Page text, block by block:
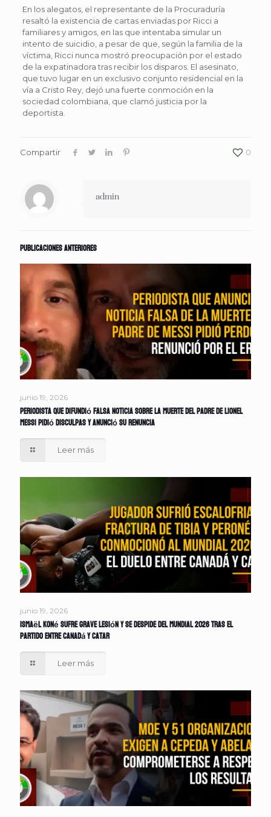
En los alegatos, el representante de la Procuraduría
resaltó la existencia de cartas enviadas por Ricci a
familiares y amigos, en las que intentaba simular un
intento de suicidio, a pesar de que, según la familia de la
víctima, Ricci nunca mostró preocupación por el estado
de la expatinadora tras recibir los disparos. El asesinato,
que tuvo lugar en un exclusivo conjunto residencial en la
vía a Cristo Rey, dejó una fuerte conmoción en la
sociedad colombiana, que clamó justicia por la
deportista.
Compartir 0
admin
Publicaciones anteriores
junio 19, 2026
Periodista que difundió falsa noticia sobre la muerte del padre de Lionel
Messi pidió disculpas y anunció su renuncia
Leer más
junio 19, 2026
Ismaël Koné sufre grave lesión y se despide del Mundial 2026 tras el
partido entre Canadá y Catar
Leer más